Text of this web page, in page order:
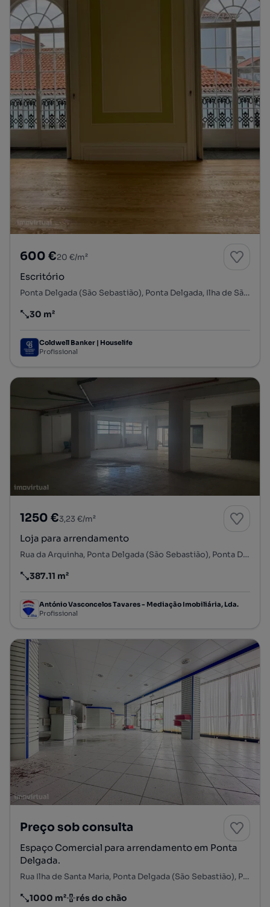
600 €20 €/m²
Escritório
Ponta Delgada (São Sebastião), Ponta Delgada, Ilha de São Miguel
Preço por metro quadrado
30 m²
Coldwell Banker | Houselife
Profissional
1250 €3,23 €/m²
Loja para arrendamento
Rua da Arquinha, Ponta Delgada (São Sebastião), Ponta Delgada, Ilha de São Miguel
Preço por metro quadrado
387.11 m²
António Vasconcelos Tavares - Mediação Imobiliária, Lda.
Profissional
Preço sob consulta
Espaço Comercial para arrendamento em Ponta
Delgada.
Rua Ilha de Santa Maria, Ponta Delgada (São Sebastião), Ponta Delgada, Ilha de São Miguel
Preço por metro quadrado
1000 m²
Andar rés do chão